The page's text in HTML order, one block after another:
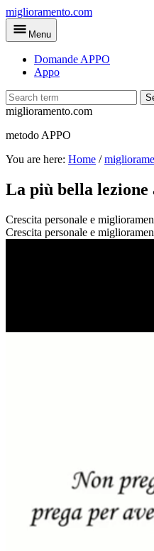
Skip
to
main
miglioramento.com
Menu
Domande APPO
Appo
miglioramento.com
metodo APPO
You are here: Home /
La più bella lezione
Crescita personale e
Crescita personale e